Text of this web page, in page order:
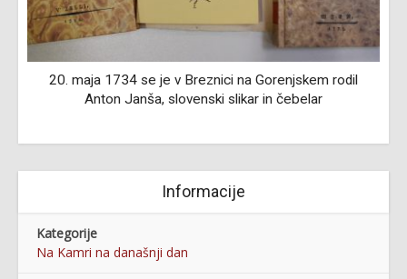
20. maja 1734 se je v Breznici na Gorenjskem rodil
Anton Janša, slovenski slikar in čebelar
Informacije
Kategorije
Na Kamri na današnji dan